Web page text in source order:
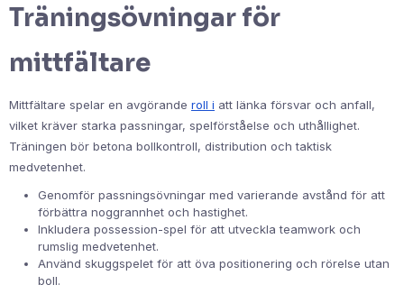
Träningsövningar för
mittfältare
Mittfältare spelar en avgörande roll i att länka försvar och anfall,
vilket kräver starka passningar, spelförståelse och uthållighet.
Träningen bör betona bollkontroll, distribution och taktisk
medvetenhet.
Genomför passningsövningar med varierande avstånd för att
förbättra noggrannhet och hastighet.
Inkludera possession-spel för att utveckla teamwork och
rumslig medvetenhet.
Använd skuggspelet för att öva positionering och rörelse utan
boll.